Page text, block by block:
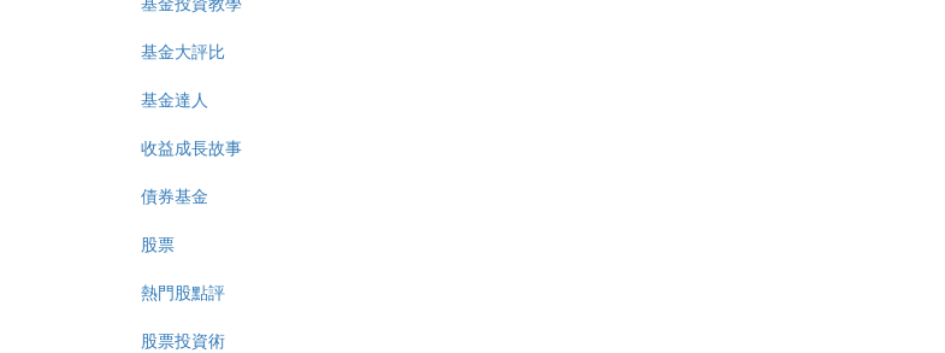
基金大評比
基金達人
收益成長故事
債券基金
股票
熱門股點評
股票投資術